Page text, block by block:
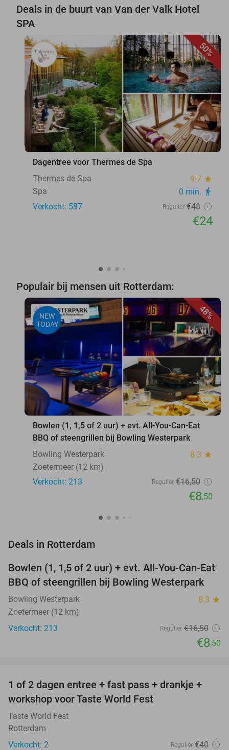
Deals in de buurt van Van der Valk Hotel
SPA
50%
favorite_border
Dagentree voor Thermes de Spa
Thermes de Spa
9.7 star
Spa 0 min. directions_walk
Verkocht: 587 Regulier €48
€24
Populair bij mensen uit Rotterdam:
48%
NEW
TODAY
favorite_border
Bowlen (1, 1,5 of 2 uur) + evt. All-You-Can-Eat
BBQ of steengrillen bij Bowling Westerpark
Bowling Westerpark
8.3 star
Zoetermeer (12 km)
Verkocht: 213
Regulier €16,50
€8,50
Deals in Rotterdam
48%
TODAY
Bowlen (1, 1,5 of 2 uur) + evt. All-You-Can-Eat
BBQ of steengrillen bij Bowling Westerpark
Bowling Westerpark 8.3 star
Zoetermeer (12 km)
Verkocht: 213
Regulier €16,50
€8,50
56%
TODAY
1 of 2 dagen entree + fast pass + drankje +
workshop voor Taste World Fest
Taste World Fest
Rotterdam
Verkocht: 2
Regulier €40